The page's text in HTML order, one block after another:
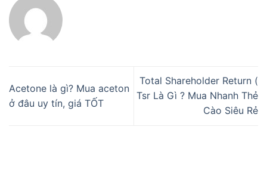
Acetone là gì? Mua aceton
ở đâu uy tín, giá TỐT
Total Shareholder Return (
Tsr Là Gì ? Mua Nhanh Thẻ
Cào Siêu Rẻ